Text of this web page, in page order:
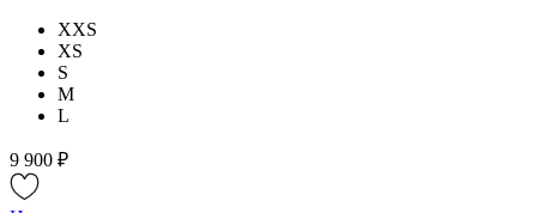
XXS
XS
S
M
L
9 900 ₽